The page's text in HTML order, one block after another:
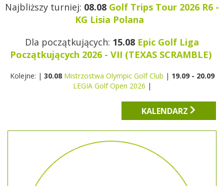
Najbliższy turniej: 08.08 Golf Trips Tour 2026 R6 -
KG Lisia Polana
Dla początkujących: 15.08 Epic Golf Liga
Początkujących 2026 - VII (TEXAS SCRAMBLE)
Kolejne: | 30.08 Mistrzostwa Olympic Golf Club | 19.09 - 20.09
LEGIA Golf Open 2026 |
KALENDARZ